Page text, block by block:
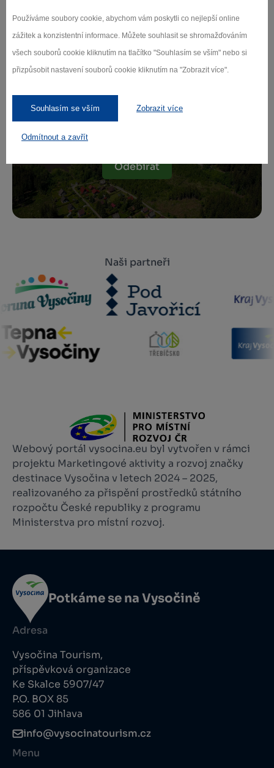
Používáme soubory cookie, abychom vám poskytli co nejlepší online
zážitek a konzistentní informace. Můžete souhlasit se shromažďováním
všech souborů cookie kliknutím na tlačítko "Souhlasím se vším" nebo si
přizpůsobit nastavení souborů cookie kliknutím na "Zobrazit více".
Souhlasím se vším Zobrazit více
Odmítnout a zavřít
Zamilujte si Vysočinu
Přihlaste se k odběru našeho newsletteru
Odebírat
Naši partneři
Webový portál vysocina.eu byl vytvořen v rámci
projektu Marketingové aktivity a rozvoj značky
destinace Vysočina v letech 2024 – 2025,
realizovaného za přispění prostředků státního
rozpočtu České republiky z programu
Ministerstva pro místní rozvoj.
Potkáme se na Vysočině
Adresa
Vysočina Tourism,
příspěvková organizace
Ke Skalce 5907/47
P.O. BOX 85
586 01 Jihlava
info@vysocinatourism.cz
Menu